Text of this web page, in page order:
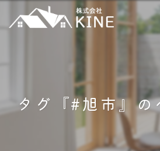
タグ『#旭市』